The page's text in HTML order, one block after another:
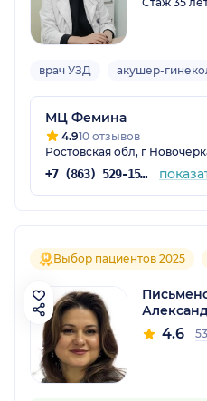
врач УЗД акушер-
МЦ Фемина
4.910 отзывов
Ростовская обл, г
+7 (863) 529-15-16
Выбор пациентов 2025
4.6